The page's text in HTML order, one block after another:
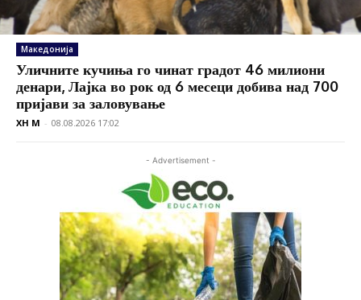
Македонија
Уличните кучиња го чинат градот 46 милиони
денари, Лајка во рок од 6 месеци добива над 700
пријави за заловување
XH M - 08.08.2026 17:02
- Advertisement -